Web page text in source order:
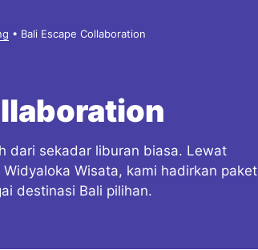
• Bali Escape Collaboration
dari sekadar liburan biasa. Lewat
Wisata, kami hadirkan paket
destinasi Bali pilihan.